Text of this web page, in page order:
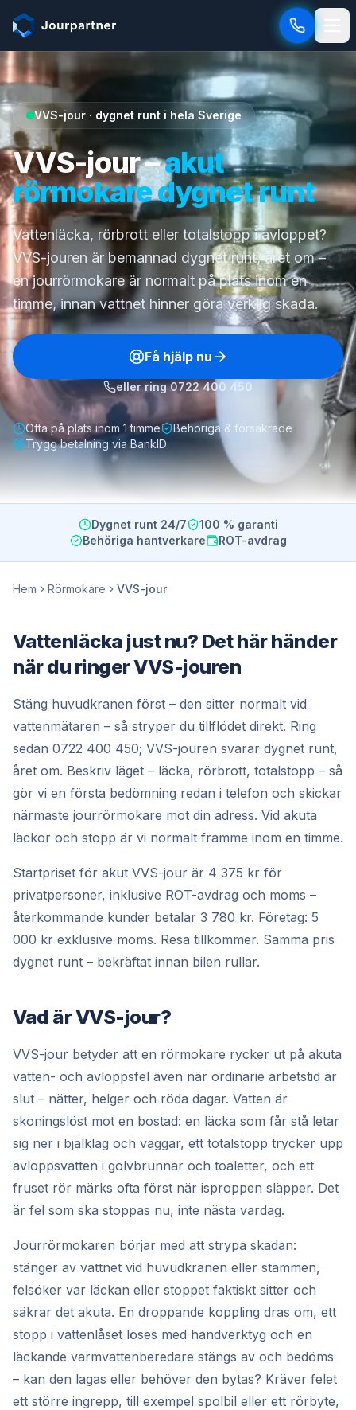
Hoppa till innehåll
VVS-jour · dygnet runt i hela Sverige
VVS-jour –akut
rörmokare dygnet runt
Vattenläcka, rörbrott eller totalstopp i avloppet?
VVS-jouren är bemannad dygnet runt, året om –
en jourrörmokare är normalt på plats inom en
timme, innan vattnet hinner göra verklig skada.
Få hjälp nu
eller ring0722 400 450
Ofta på plats inom 1 timme
Behöriga & försäkrade
Trygg betalning via BankID
Dygnet runt 24/7
100 % garanti
Behöriga hantverkare
ROT-avdrag
Hem Rörmokare VVS-jour
Vattenläcka just nu? Det här händer
när du ringer VVS-jouren
Stäng huvudkranen först – den sitter normalt vid
vattenmätaren – så stryper du tillflödet direkt. Ring
sedan 0722 400 450; VVS-jouren svarar dygnet runt,
året om. Beskriv läget – läcka, rörbrott, totalstopp – så
gör vi en första bedömning redan i telefon och skickar
närmaste jourrörmokare mot din adress. Vid akuta
läckor och stopp är vi normalt framme inom en timme.
Startpriset för akut VVS-jour är 4 375 kr för
privatpersoner, inklusive ROT-avdrag och moms –
återkommande kunder betalar 3 780 kr. Företag: 5
000 kr exklusive moms. Resa tillkommer. Samma pris
dygnet runt – bekräftat innan bilen rullar.
Vad är VVS-jour?
VVS-jour betyder att en rörmokare rycker ut på akuta
vatten- och avloppsfel även när ordinarie arbetstid är
slut – nätter, helger och röda dagar. Vatten är
skoningslöst mot en bostad: en läcka som får stå letar
sig ner i bjälklag och väggar, ett totalstopp trycker upp
avloppsvatten i golvbrunnar och toaletter, och ett
fruset rör märks ofta först när isproppen släpper. Det
är fel som ska stoppas nu, inte nästa vardag.
Jourrörmokaren börjar med att strypa skadan:
stänger av vattnet vid huvudkranen eller stammen,
felsöker var läckan eller stoppet faktiskt sitter och
säkrar det akuta. En droppande koppling dras om, ett
stopp i vattenlåset löses med handverktyg och en
läckande varmvattenberedare stängs av och bedöms
– kan den lagas eller behöver den bytas? Kräver felet
ett större ingrepp, till exempel spolbil eller ett rörbyte,